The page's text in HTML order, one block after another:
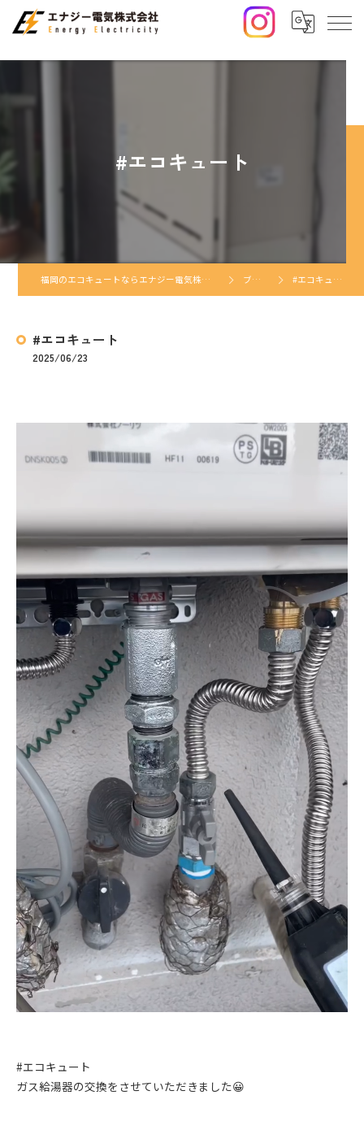
#エコキュート
福岡のエコキュートならエナジー電気株式会社 ブログ #エコキュート
#エコキュート
2025/06/23
#エコキュート
ガス給湯器の交換をさせていただきました😀